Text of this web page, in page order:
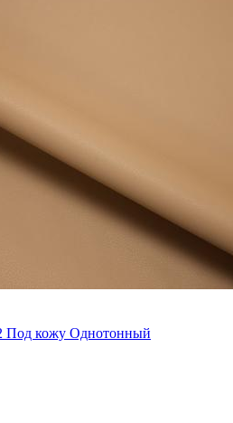
Под кожу Однотонный